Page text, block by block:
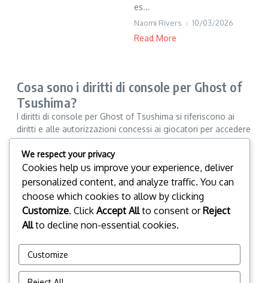
es...
Naomi Rivers 10/03/2026
Read More
Cosa sono i diritti di console per Ghost of
Tsushima?
I diritti di console per Ghost of Tsushima si riferiscono ai
diritti e alle autorizzazioni concessi ai giocatori per accedere
e utilizzare il gioco e i suoi contenuti scaricabili (DLC) sulle
loro console di gioco. Questi diritti garantiscono che i
giocatori possano godere di tutti i benefici del loro acquisto,
comprese eventuali espansioni o bonus collegati ai loro
account.
▾
1 2 3 ... 5
We respect your privacy
Cookies help us improve your experience, deliver
personalized content, and analyze traffic. You can
choose which cookies to allow by clicking
Customize. Click Accept Allto consent orReject
Allto decline non-essential cookies.
Customize